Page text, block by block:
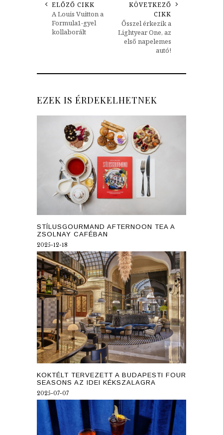
ELŐZŐ CIKK
A Louis Vuitton a
Formula1-gyel
kollaborált
KÖVETKEZŐ
CIKK
Ősszel érkezik a
Lightyear One, az
első napelemes
autó!
EZEK IS ÉRDEKELHETNEK
STÍLUSGOURMAND AFTERNOON TEA A
ZSOLNAY CAFÉBAN
2025-12-18
KOKTÉLT TERVEZETT A BUDAPESTI FOUR
SEASONS AZ IDEI KÉKSZALAGRA
2025-07-07